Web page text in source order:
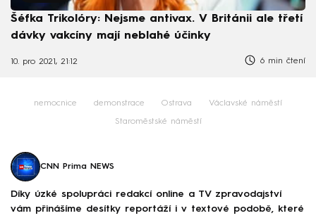
Šéfka Trikolóry: Nejsme antivax. V Británii ale třetí
dávky vakcíny mají neblahé účinky
10. pro 2021, 21:12 6 min čtení
nemocnice demonstrace Ostrava Václavské náměstí
Staroměstské náměstí
CNN Prima NEWS
Díky úzké spolupráci redakcí online a TV zpravodajství
vám přinášíme desítky reportáží i v textové podobě, které